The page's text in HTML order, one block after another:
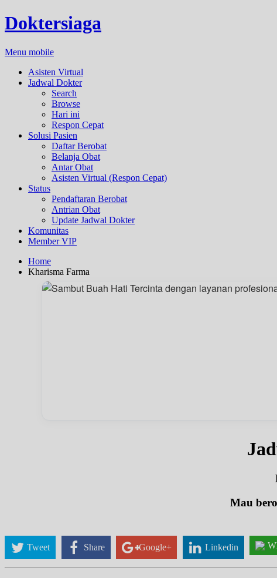
Doktersiaga
Menu mobile
Asisten Virtual
Jadwal Dokter
Search
Browse
Hari ini
Respon Cepat
Solusi Pasien
Daftar Berobat
Belanja Obat
Antar Obat
Asisten Virtual (Respon Cepat)
Status
Pendaftaran Berobat
Antrian Obat
Update Jadwal Dokter
Komunitas
Member VIP
Home
Kharisma Farma
Mau
Tweet Share Google+ Linkedin